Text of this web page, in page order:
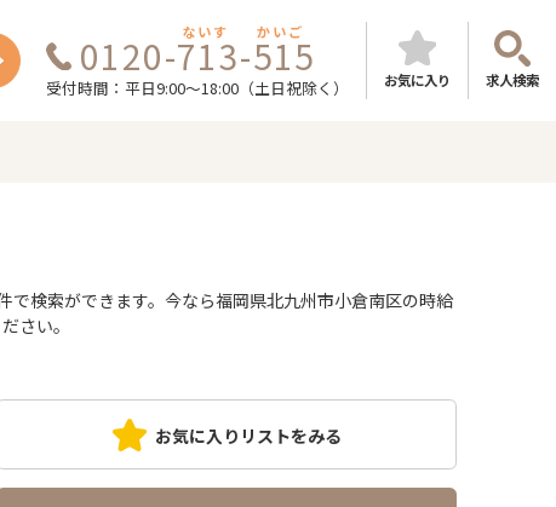
0120-713-515
ないす かいご
受付時間：平日9:00～18:00（土日祝除く） お気に入り 求人検索
検索ができます。今なら福岡県北九州市小倉南区の時給
さい。
お気に入りリストをみる